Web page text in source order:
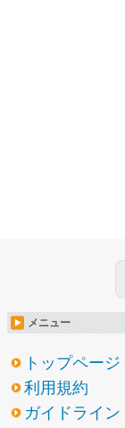
メニュー
トップページ
利用規約
ガイドライン